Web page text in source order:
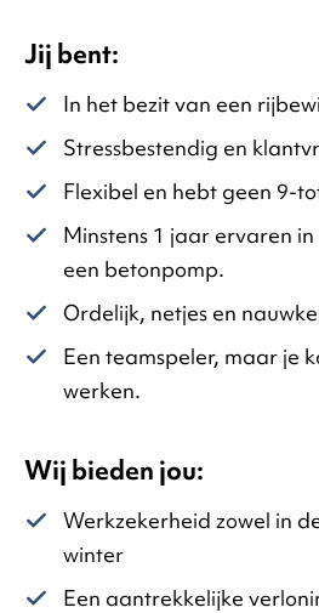
Jij bent:
In het bezit van een
Stressbestendig en
Flexibel en hebt geen 9-
Minstens 1 jaar ervaren
een betonpomp.
Ordelijk, netjes en
Een teamspeler, maar je
werken.
Wij bieden jou:
Werkzekerheid zowel in
winter
Een aantrekkelijke